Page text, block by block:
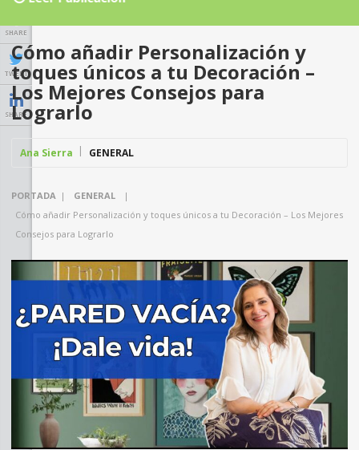
SHARE
TWEET
SHARE
Cómo añadir Personalización y
toques únicos a tu Decoración –
Los Mejores Consejos para
Lograrlo
Ana Sierra GENERAL
PORTADA | GENERAL
|
Cómo añadir Personalización y toques únicos a tu Decoración – Los Mejores
Consejos para Lograrlo